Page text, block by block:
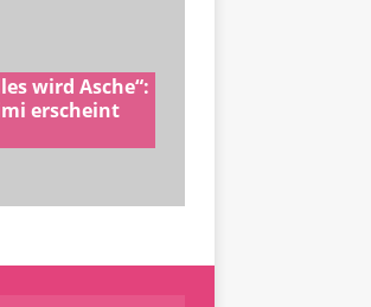
wird Asche“:
erscheint